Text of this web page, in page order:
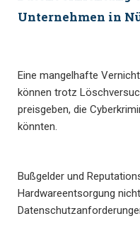
Unternehmen in
Eine mangelhafte
können trotz
preisgeben, die
könnten.
Bußgelder und
Hardwareentsorgung